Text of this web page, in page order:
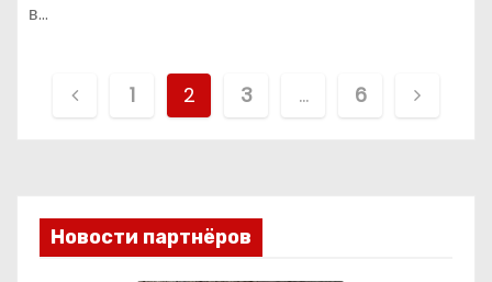
в…
и
1 2 3 … 6
Новости партнёров